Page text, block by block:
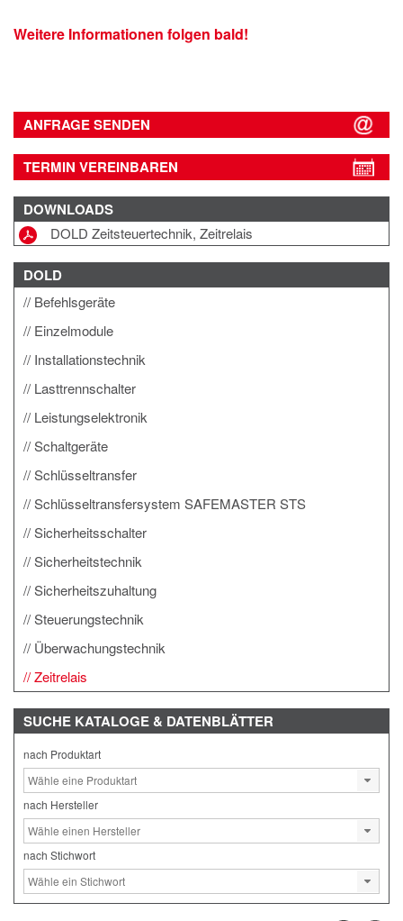
Weitere Informationen folgen bald!
ANFRAGE SENDEN
TERMIN VEREINBAREN
DOWNLOADS
DOLD Zeitsteuertechnik, Zeitrelais
DOLD
Befehlsgeräte
Einzelmodule
Installationstechnik
Lasttrennschalter
Leistungselektronik
Schaltgeräte
Schlüsseltransfer
Schlüsseltransfersystem SAFEMASTER STS
Sicherheitsschalter
Sicherheitstechnik
Sicherheitszuhaltung
Steuerungstechnik
Überwachungstechnik
Zeitrelais
SUCHE KATALOGE & DATENBLÄTTER
nach Produktart
nach Hersteller
nach Stichwort